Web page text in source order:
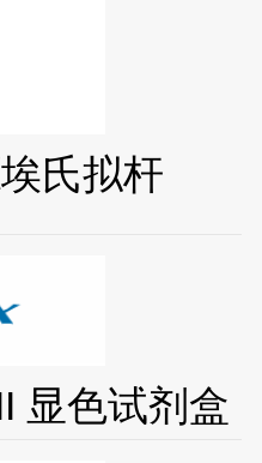
氏拟杆
显色试剂盒